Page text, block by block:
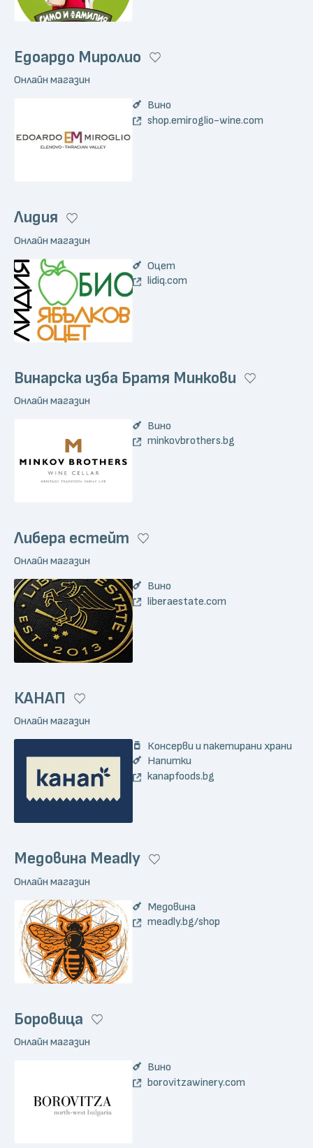
Едоардо Миролио
Онлайн магазин
Вино
shop.emiroglio-wine.com
Лидия
Онлайн магазин
Оцет
lidiq.com
Винарска изба Братя Минкови
Онлайн магазин
Вино
minkovbrothers.bg
Либера естейт
Онлайн магазин
Вино
liberaestate.com
КАНАП
Онлайн магазин
Консерви и пакетирани храни
Напитки
kanapfoods.bg
Медовина Meadly
Онлайн магазин
Медовина
meadly.bg/shop
Боровица
Онлайн магазин
Вино
borovitzawinery.com